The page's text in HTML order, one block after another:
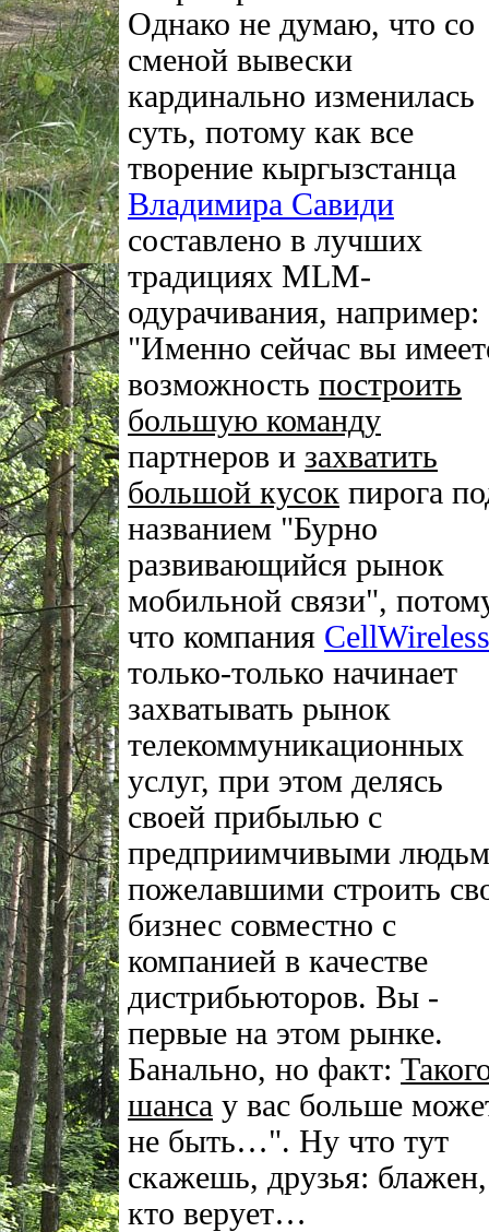
Однако не думаю, что со
сменой вывески
кардинально изменилась
суть, потому как все
творение кыргызстанца
Владимира Савиди
составлено в лучших
традициях MLM-
одурачивания, например:
"Именно сейчас вы
возможность построить
большую команду
партнеров и захватить
большой кусок пирога
названием "Бурно
развивающийся рынок
мобильной связи",
что компания CellWireless
только-только начинает
захватывать рынок
телекоммуникационных
услуг, при этом делясь
своей прибылью с
предприимчивыми
пожелавшими строить
бизнес совместно с
компанией в качестве
дистрибьюторов. Вы -
первые на этом рынке.
Банально, но факт:
шанса у вас больше
не быть…". Ну что тут
скажешь, друзья: блажен,
кто верует…